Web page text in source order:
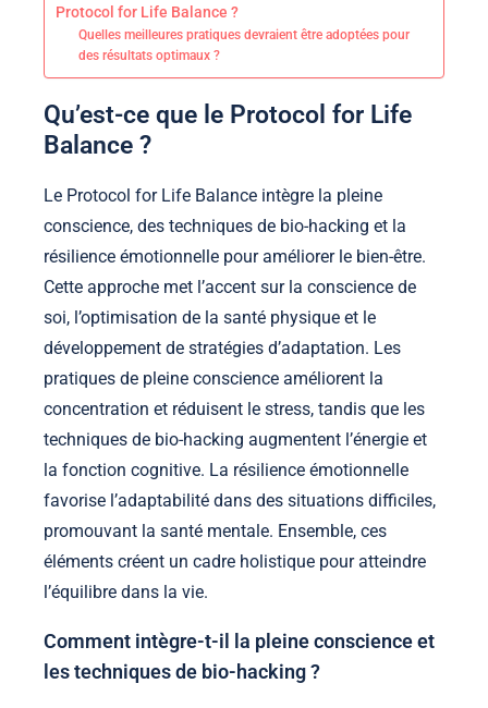
Protocol for Life Balance ?
Quelles meilleures pratiques devraient être adoptées pour
des résultats optimaux ?
Qu’est-ce que le Protocol for Life
Balance ?
Le Protocol for Life Balance intègre la pleine
conscience, des techniques de bio-hacking et la
résilience émotionnelle pour améliorer le bien-être.
Cette approche met l’accent sur la conscience de
soi, l’optimisation de la santé physique et le
développement de stratégies d’adaptation. Les
pratiques de pleine conscience améliorent la
concentration et réduisent le stress, tandis que les
techniques de bio-hacking augmentent l’énergie et
la fonction cognitive. La résilience émotionnelle
favorise l’adaptabilité dans des situations difficiles,
promouvant la santé mentale. Ensemble, ces
éléments créent un cadre holistique pour atteindre
l’équilibre dans la vie.
Comment intègre-t-il la pleine conscience et
les techniques de bio-hacking ?